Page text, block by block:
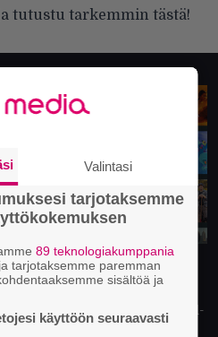
tutustu tarkemmin tästä!
fiilistä, voimaa,
rakkautta?
valtavasti viihdettä: Hollywood-
dokumentteja,
Valintasi
tarjotaksemme
89 teknologiakumppania
tarjotaksemme paremman
sisältöä ja
käyttöön seuraavasti